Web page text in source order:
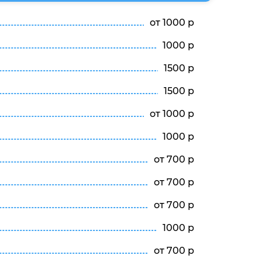
от 1000 р
1000 р
1500 р
1500 р
от 1000 р
1000 р
от 700 р
от 700 р
от 700 р
1000 р
от 700 р